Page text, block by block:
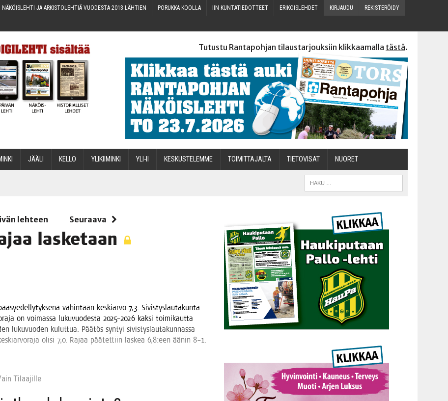
NÄKÖIS­LEH­TI JA ARKIS­TO­LEH­TIÄ VUO­DES­TA 2013 LÄHTIEN PORUK­KA KOOLLA IIN KUN­TA­TIE­DOT­TEET ERI­KOIS­LEH­DET KIR­JAU­DU REKIS­TE­RÖI­DY
Tutustu Rantapohjan tilaustarjouksiin klikkaamalla tästä.
JÄÄ­LI KEL­LO YLI­KII­MIN­KI YLI-II KES­KUS­TE­LEM­ME TOI­MIT­TA­JAL­TA TIETOVISAT NUO­RET
lehteen Seuraava
lasketaan
vähin­tään kes­kiar­vo 7,3. Sivis­tys­lau­ta­kun­ta
on voi­mas­sa luku­vuo­des­ta 2025–2026 kak­si toi­mi­kaut­ta
luku­vuo­den kulut­tua. Pää­tös syn­tyi sivis­tys­lau­ta­kun­nas­sa
oli­si 7,0. Rajaa pää­tet­tiin las­kea 6,8:een äänin 8–1.
Tilaa­jil­le